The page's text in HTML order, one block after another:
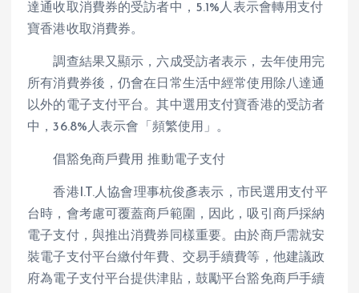
達通收取消費券的受訪者中，5.1%人表示會轉用支付
寶香港收取消費券。
調查結果又顯示，六成受訪者表示，去年使用完
所有消費券後，仍會在日常生活中經常使用除八達通
以外的電子支付平台。其中選用支付寶香港的受訪者
中，36.8%人表示會「頻繁使用」。
倡豁免商戶費用 推動電子支付
香港I.T.人協會理事杭俊彥表示，市民選用支付平
台時，會考慮可覆蓋商戶範圍，因此，吸引商戶採納
電子支付，與推出消費券同樣重要。由於商戶需就安
裝電子支付平台繳付年費、交易手續費等，他建議政
府為電子支付平台提供津貼，鼓勵平台豁免商戶手續